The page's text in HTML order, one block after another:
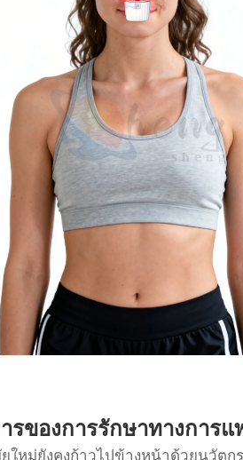
รของการรักษาทางการ
ใหม่ยังคงก้าวไปข้างหน้าด้วยนวัต